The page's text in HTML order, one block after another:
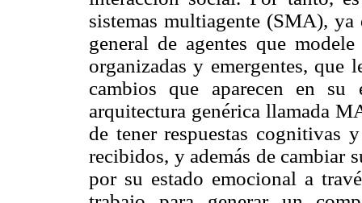
sistemas multiagente (SMA), ya
general de agentes que
organizadas y emergentes, que
cambios que aparecen en su
arquitectura genérica llamada
de tener respuestas cognitivas
recibidos, y además de cambiar
por su estado emocional a